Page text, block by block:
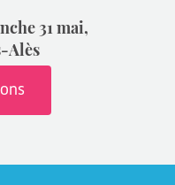
31 mai,
Alès